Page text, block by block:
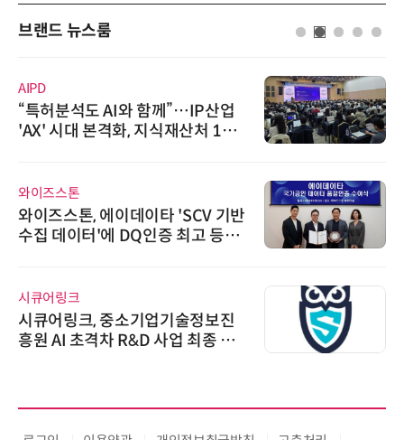
브랜드 뉴스룸
AIPD
“특허분석도 AI와 함께”…IP산업
'AX' 시대 본격화, 지식재산처 1호
와이즈스톤
와이즈스톤, 에이데이타 'SCV 기반
수집 데이터'에 DQ인증 최고 등급
시큐어링크
시큐어링크, 중소기업기술정보진
흥원 AI 초격차 R&D 사업 최종 선